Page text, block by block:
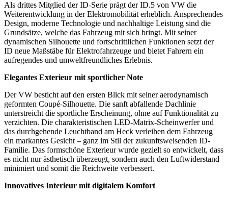
Als drittes Mitglied der ID-Serie prägt der ID.5 von VW die
Weiterentwicklung in der Elektromobilität erheblich. Ansprechendes
Design, moderne Technologie und nachhaltige Leistung sind die
Grundsätze, welche das Fahrzeug mit sich bringt. Mit seiner
dynamischen Silhouette und fortschrittlichen Funktionen setzt der
ID neue Maßstäbe für Elektrofahrzeuge und bietet Fahrern ein
aufregendes und umweltfreundliches Erlebnis.
Elegantes Exterieur mit sportlicher Note
Der VW besticht auf den ersten Blick mit seiner aerodynamisch
geformten Coupé-Silhouette. Die sanft abfallende Dachlinie
unterstreicht die sportliche Erscheinung, ohne auf Funktionalität zu
verzichten. Die charakteristischen LED-Matrix-Scheinwerfer und
das durchgehende Leuchtband am Heck verleihen dem Fahrzeug
ein markantes Gesicht – ganz im Stil der zukunftsweisenden ID-
Familie. Das formschöne Exterieur wurde gezielt so entwickelt, dass
es nicht nur ästhetisch überzeugt, sondern auch den Luftwiderstand
minimiert und somit die Reichweite verbessert.
Innovatives Interieur mit digitalem Komfort